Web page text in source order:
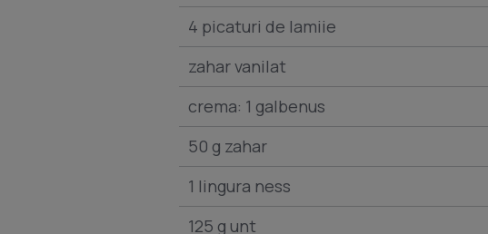
4 picaturi de lamiie
zahar vanilat
crema: 1 galbenus
50 g zahar
1 lingura ness
125 g unt